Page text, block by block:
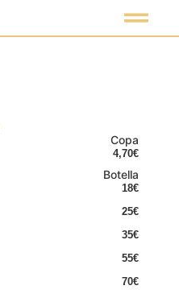
Copa
4,70€
Botella
18€
25€
35€
55€
70€